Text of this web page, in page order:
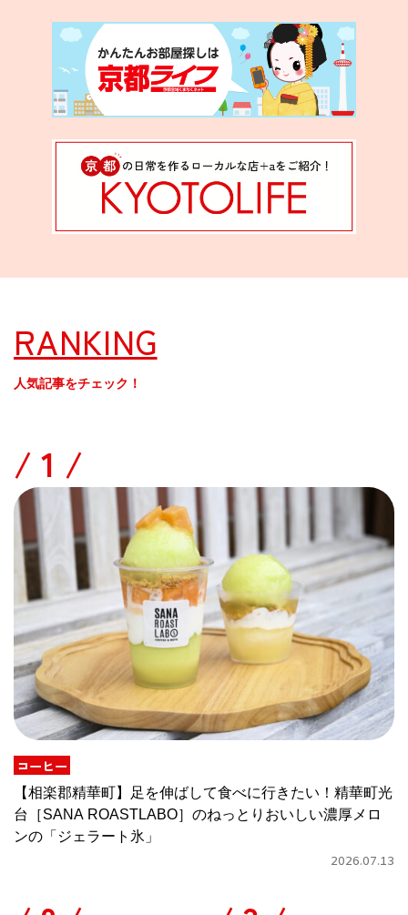
RANKING
人気記事をチェック！
/
コーヒー
【相楽郡精華町】足を伸ばして食べに行きたい！精華町光
台［SANA ROASTLABO］のねっとりおいしい濃厚メロ
ンの「ジェラート氷」
2026.07.13